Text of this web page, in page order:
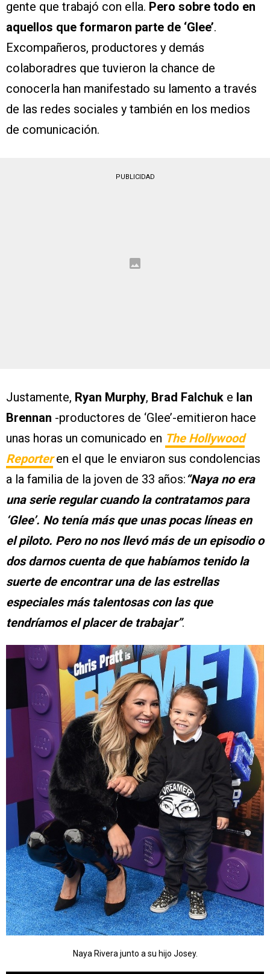
gente que trabajó con ella. Pero sobre todo en
aquellos que formaron parte de ‘Glee’.
Excompañeros, productores y demás
colaboradres que tuvieron la chance de
conocerla han manifestado su lamento a través
de las redes sociales y también en los medios
de comunicación.
PUBLICIDAD
Justamente, Ryan Murphy, Brad Falchuk e Ian
Brennan -productores de ‘Glee’-emitieron hace
unas horas un comunicado en The Hollywood
Reporteren el que le enviaron sus condolencias
a la familia de la joven de 33 años:“Naya no era
una serie regular cuando la contratamos para
‘Glee’. No tenía más que unas pocas líneas en
el piloto. Pero no nos llevó más de un episodio o
dos darnos cuenta de que habíamos tenido la
suerte de encontrar una de las estrellas
especiales más talentosas con las que
tendríamos el placer de trabajar”.
Naya Rivera junto a su hijo Josey.